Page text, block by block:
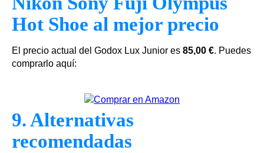
Hot Shoe al mejor precio
El precio actual del Godox Lux Junior es 85,00 €. Puedes
comprarlo aquí:
9. Alternativas
recomendadas